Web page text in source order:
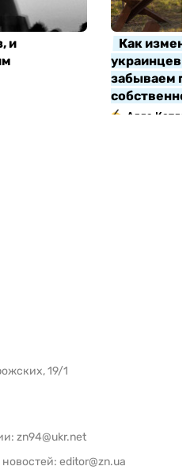
и
Как
украинцев
забываем
Алла Котляр
19/1
zn94@ukr.net
editor@zn.ua